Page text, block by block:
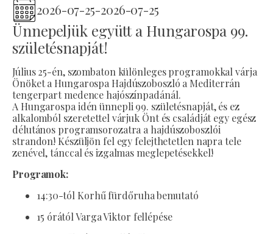
2026-07-25-2026-07-25
Ünnepeljük együtt a Hungarospa 99.
születésnapját!
Július 25-én, szombaton különleges programokkal várja
Önöket a Hungarospa Hajdúszoboszló a Mediterrán
tengerpart medence hajószínpadánál.
A Hungarospa idén ünnepli 99. születésnapját, és ez
alkalomból szeretettel várjuk Önt és családját egy egész
délutános programsorozatra a hajdúszoboszlói
strandon! Készüljön fel egy felejthetetlen napra tele
zenével, tánccal és izgalmas meglepetésekkel!
Programok:
14:30-tól Korhű fürdőruha bemutató
15 órától Varga Viktor fellépése